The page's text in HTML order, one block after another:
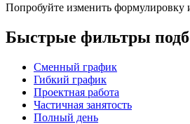
Попробуйте изменить формулировку
Быстрые фильтры
Сменный график
Гибкий график
Проектная работа
Частичная занятость
Полный день